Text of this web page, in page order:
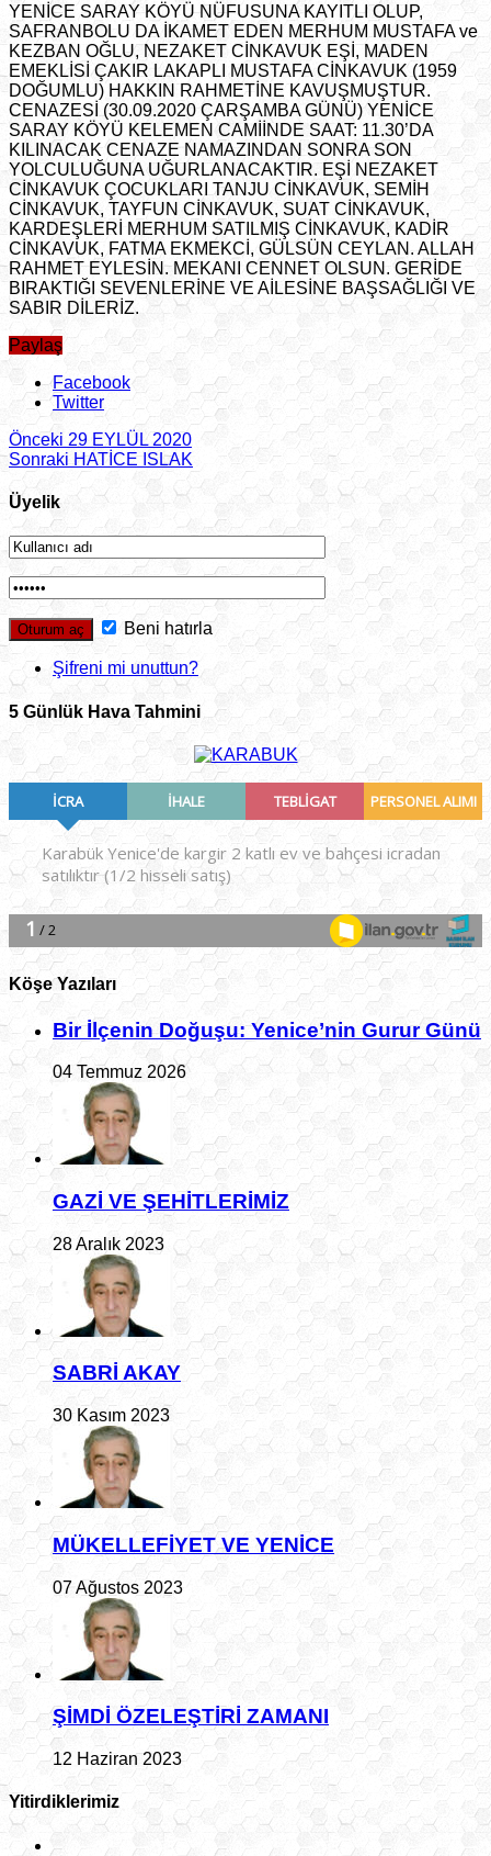
YENİCE SARAY KÖYÜ NÜFUSUNA KAYITLI OLUP,
SAFRANBOLU DA İKAMET EDEN MERHUM MUSTAFA ve
KEZBAN OĞLU, NEZAKET CİNKAVUK EŞİ, MADEN
EMEKLİSİ ÇAKIR LAKAPLI MUSTAFA CİNKAVUK (1959
DOĞUMLU) HAKKIN RAHMETİNE KAVUŞMUŞTUR.
CENAZESİ (30.09.2020 ÇARŞAMBA GÜNÜ) YENİCE
SARAY KÖYÜ KELEMEN CAMİİNDE SAAT: 11.30’DA
KILINACAK CENAZE NAMAZINDAN SONRA SON
YOLCULUĞUNA UĞURLANACAKTIR. EŞİ NEZAKET
CİNKAVUK ÇOCUKLARI TANJU CİNKAVUK, SEMİH
CİNKAVUK, TAYFUN CİNKAVUK, SUAT CİNKAVUK,
KARDEŞLERİ MERHUM SATILMIŞ CİNKAVUK, KADİR
CİNKAVUK, FATMA EKMEKCİ, GÜLSÜN CEYLAN. ALLAH
RAHMET EYLESİN. MEKANI CENNET OLSUN. GERİDE
BIRAKTIĞI SEVENLERİNE VE AİLESİNE BAŞSAĞLIĞI VE
SABIR DİLERİZ.
Paylaş
Facebook
Twitter
Önceki 29 EYLÜL 2020
Sonraki HATİCE ISLAK
Üyelik
Beni hatırla
Şifreni mi unuttun?
5 Günlük Hava Tahmini
Köşe Yazıları
Bir İlçe­nin Do­ğu­şu: Ye­ni­ce’nin Gurur Günü
04 Temmuz 2026
GAZİ VE ŞEHİTLERİMİZ
28 Aralık 2023
SABRİ AKAY
30 Kasım 2023
MÜKELLEFİYET VE YENİCE
07 Ağustos 2023
ŞİMDİ ÖZELEŞTİRİ ZAMANI
12 Haziran 2023
Yitirdiklerimiz